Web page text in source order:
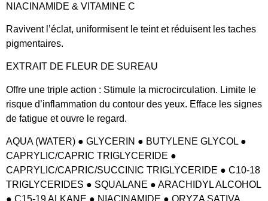
NIACINAMIDE & VITAMINE C
Ravivent l’éclat, uniformisent le teint et réduisent les taches​
pigmentaires.
EXTRAIT DE FLEUR DE SUREAU
Offre une triple action : Stimule la microcirculation. Limite le
risque d’inflammation du contour des yeux. Efface les signes
de fatigue et ouvre le regard.
AQUA (WATER) ● GLYCERIN ● BUTYLENE GLYCOL ●
CAPRYLIC/CAPRIC TRIGLYCERIDE ●
CAPRYLIC/CAPRIC/SUCCINIC TRIGLYCERIDE ● C10-18
TRIGLYCERIDES ● SQUALANE ● ARACHIDYL ALCOHOL